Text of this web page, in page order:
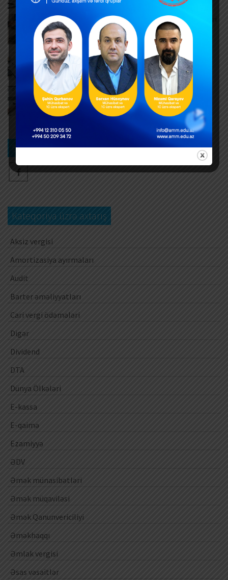
AUGUST 6, 2026
ƏDV ödəyicilərinə mühüm yenilik – Bəyannamələri
vergi orqanı özü dolduracaq
AUGUST 6, 2026
Hər yeni invoys üzrə ayrıca DTA-03 ərizəsi təqdim
edilməlidirmi?
AUGUST 6, 2026
Dövlət mülkiyyətində olan əsas vəsaitlərin
verilməsi qaydası dəyişib
AUGUST 5, 2026
Bizi izləyin
Kateqoriya üzrə axtarış
Aksiz vergisi
Amortizasiya ayırmaları
Audit
Barter əməliyyatları
Cari vergi ödəmələri
Digər
Dividend
DTA
Dünya Ölkələri
E-kassa
E-qaimə
Ezamiyyə
ƏDV
Əmək münasibətləri
Əmək müqaviləsi
Əmək Qanunvericiliyi
Əməkhaqqı
Əmlak vergisi
Əsas vəsaitlər